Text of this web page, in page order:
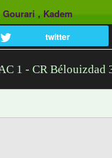
Gourari , Kadem
twitter
1 - CR Bélouizdad